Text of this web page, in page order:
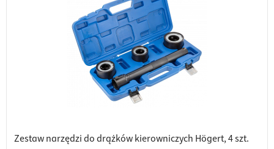
Zestaw narzędzi do drążków kierowniczych Högert, 4 szt.